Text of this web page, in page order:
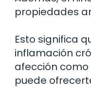
propiedades
Esto significa
inflamación
afección como
puede